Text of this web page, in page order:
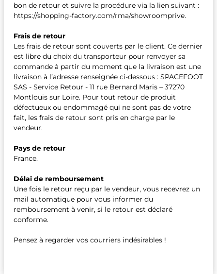
bon de retour et suivre la procédure via la lien suivant :
https://shopping-factory.com/rma/showroomprive.
Frais de retour
Les frais de retour sont couverts par le client. Ce dernier
est libre du choix du transporteur pour renvoyer sa
commande à partir du moment que la livraison est une
livraison à l’adresse renseignée ci-dessous : SPACEFOOT
SAS - Service Retour - 11 rue Bernard Maris – 37270
Montlouis sur Loire. Pour tout retour de produit
défectueux ou endommagé qui ne sont pas de votre
fait, les frais de retour sont pris en charge par le
vendeur.
Pays de retour
France.
Délai de remboursement
Une fois le retour reçu par le vendeur, vous recevrez un
mail automatique pour vous informer du
remboursement à venir, si le retour est déclaré
conforme.
Pensez à regarder vos courriers indésirables !